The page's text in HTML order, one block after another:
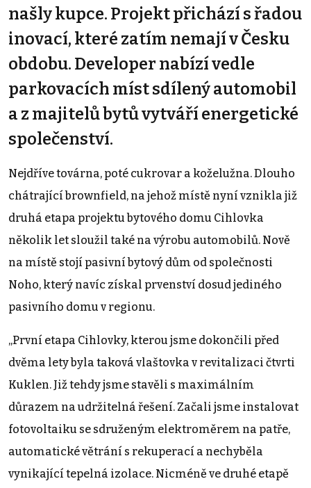
našly kupce. Projekt přichází s řadou
inovací, které zatím nemají v Česku
obdobu. Developer nabízí vedle
parkovacích míst sdílený automobil
a z majitelů bytů vytváří energetické
společenství.
Nejdříve továrna, poté cukrovar a koželužna. Dlouho
chátrající brownfield, na jehož místě nyní vznikla již
druhá etapa projektu bytového domu Cihlovka
několik let sloužil také na výrobu automobilů. Nově
na místě stojí pasivní bytový dům od společnosti
Noho, který navíc získal prvenství dosud jediného
pasivního domu v regionu.
„První etapa Cihlovky, kterou jsme dokončili před
dvěma lety byla taková vlaštovka v revitalizaci čtvrti
Kuklen. Již tehdy jsme stavěli s maximálním
důrazem na udržitelná řešení. Začali jsme instalovat
fotovoltaiku se sdruženým elektroměrem na patře,
automatické větrání s rekuperací a nechyběla
vynikající tepelná izolace. Nicméně ve druhé etapě